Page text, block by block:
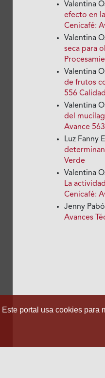
Valentina
efecto en
Cenicafé:
Valentina
seca para
Valentina
de frutos
556
Valentina
del
Avance
Luz Fanny
Verde
Valentina
La
Cenicafé:
Jenny
Avances
Este portal usa cookies para